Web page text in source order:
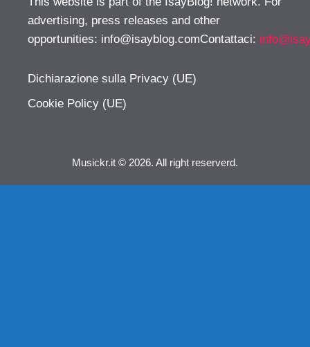
advertising, press releases and other
opportunities: info@isayblog.comContattaci:
Dichiarazione sulla Privacy (UE)
Cookie Policy (UE)
Musickr.it © 2026. All right reserverd.